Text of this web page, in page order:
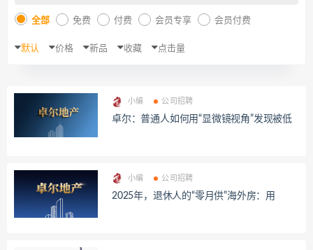
全部 免费 付费 会员专享 会员付费
默认 价格 新品 收藏 点击量
小编 公司招聘
卓尔：普通人如何用“显微镜视角”发现被低
小编 公司招聘
2025年，退休人的“零月供”海外房：用